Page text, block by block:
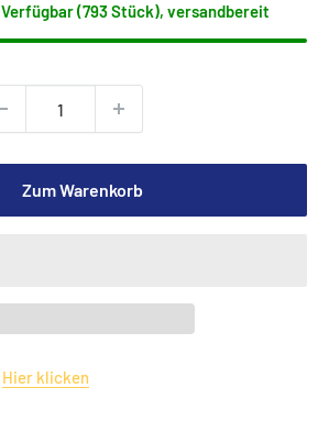
Verfügbar (793 Stück), versandbereit
Zum Warenkorb
Hier klicken